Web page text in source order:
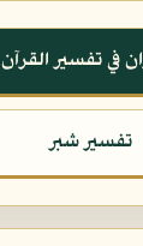
في تفسير القرآن
تفسير شبر